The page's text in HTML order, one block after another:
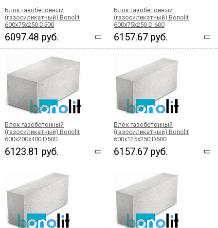
Блок газобетонный
(газосиликатный) Bonolit
600x75x250 D500
6097.48 руб.
Блок газобетонный
(газосиликатный) Bonolit
600x75x250 D 600
6157.67 руб.
Блок газобетонный
(газосиликатный) Bonolit
600x200x400 D500
6123.81 руб.
Блок газобетонный
(газосиликатный) Bonolit
600x125x250 D600
6157.67 руб.